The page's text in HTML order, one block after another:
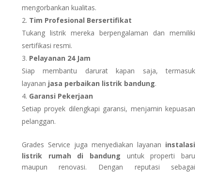
mengorbankan kualitas.
Tim Profesional Bersertifikat
Tukang listrik mereka berpengalaman dan memiliki
sertifikasi resmi.
Pelayanan 24 Jam
Siap membantu darurat kapan saja, termasuk
layanan jasa perbaikan listrik bandung.
Garansi Pekerjaan
Setiap proyek dilengkapi garansi, menjamin kepuasan
pelanggan.
Grades Service juga menyediakan layanan instalasi
listrik rumah di bandung untuk properti baru
maupun renovasi. Dengan reputasi sebagai